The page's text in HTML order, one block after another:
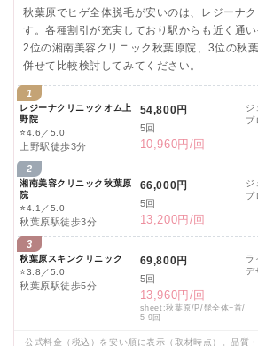
秋葉原でヒゲ全体脱毛が安いのは、レジーナ
す。各種割引が充実しており駅からも近く通い
2位の湘南美容クリニック秋葉原院、3位の秋
併せて比較検討してみてください。
1
レジーナクリニックオム上
野院
⭐4.6／5.0
上野駅徒歩3分
54,800円
5回
10,960円/回
ジ
プ
2
湘南美容クリニック秋葉原
院
⭐4.1／5.0
秋葉原駅徒歩3分
66,000円
5回
13,200円/回
ジ
プ
3
秋葉原スキンクリニック
⭐3.8／5.0
秋葉原駅徒歩5分
69,800円
5回
13,960円/回
sheet:秋葉原/P/髭全体+首/
5-9回
ラ
デ
公式料金（税込）を安い順に表示（取材時点）。品質